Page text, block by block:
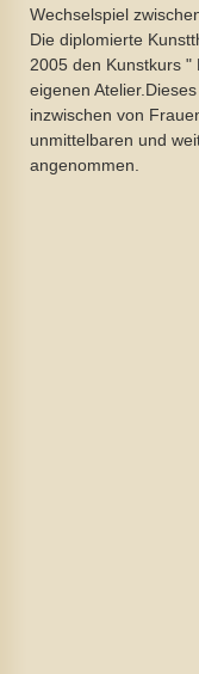
Wechselspiel
Die diplomierte
2005 den Kunstkurs
eigenen
inzwischen von
unmittelbaren und
angenommen.